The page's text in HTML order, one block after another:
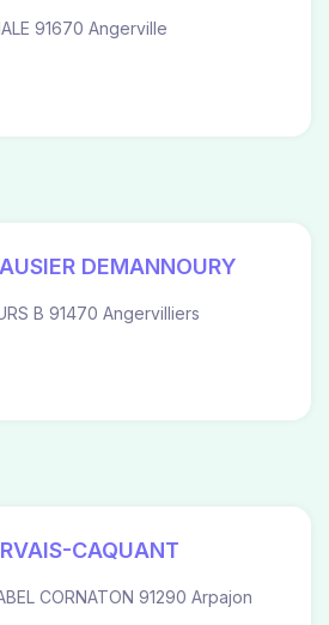
91670 Angerville
DEMANNOURY
B 91470 Angervilliers
CAQUANT
CORNATON 91290 Arpajon